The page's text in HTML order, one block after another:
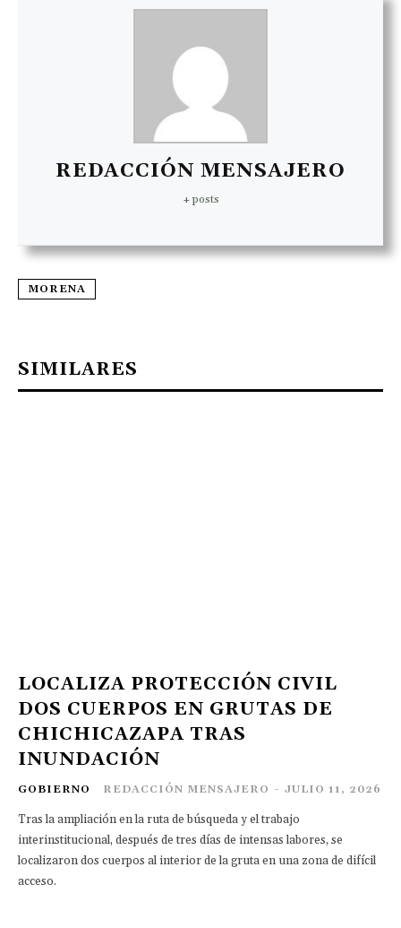
REDACCIÓN MENSAJERO
+ posts
MORENA
SIMILARES
LOCALIZA PROTECCIÓN CIVIL
DOS CUERPOS EN GRUTAS DE
CHICHICAZAPA TRAS
INUNDACIÓN
GOBIERNO REDACCIÓN MENSAJERO - JULIO 11, 2026
Tras la ampliación en la ruta de búsqueda y el trabajo
interinstitucional, después de tres días de intensas labores, se
localizaron dos cuerpos al interior de la gruta en una zona de difícil
acceso.